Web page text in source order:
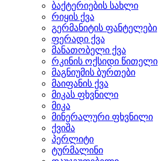
ბაქტერიების სახლი
რიყის ქვა
გერმანიტის ფანტელები
ფერადი ქვა
მანათობელი ქვა
რკინის ოქსიდი წითელი
მაგნიუმის ბურთები
მაიფანის ქვა
მიკას ფხვნილი
მიკა
მინერალური ფხვნილი
ქვიშა
პერლიტი
ტურმალინი